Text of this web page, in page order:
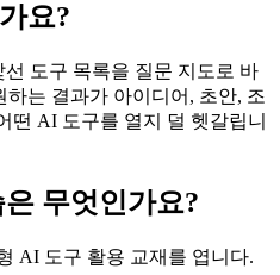
요?
선 도구 목록을 질문 지도로 바
는 결과가 아이디어, 초안, 조
떤 AI 도구를 열지 덜 헷갈립니
무엇인가요?
AI 도구 활용 교재를 엽니다.